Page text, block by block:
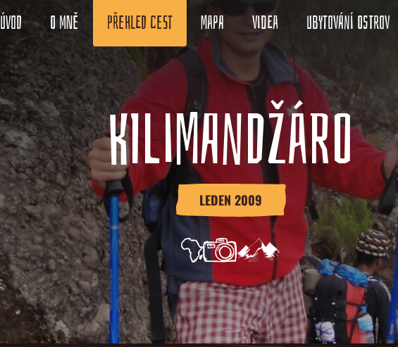
Úvod O mně Přehled cest Mapa Videa Ubytování ostrov
KILIMANDŽÁRO
LEDEN 2009